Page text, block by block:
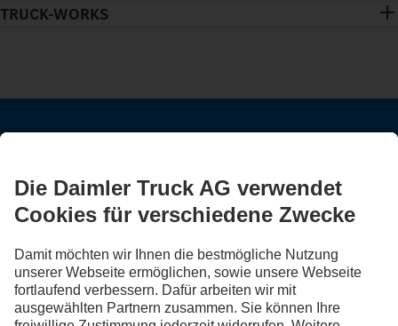
TRUCK-WORKS
BLEIB IN KONTAKT.
Kanälen.